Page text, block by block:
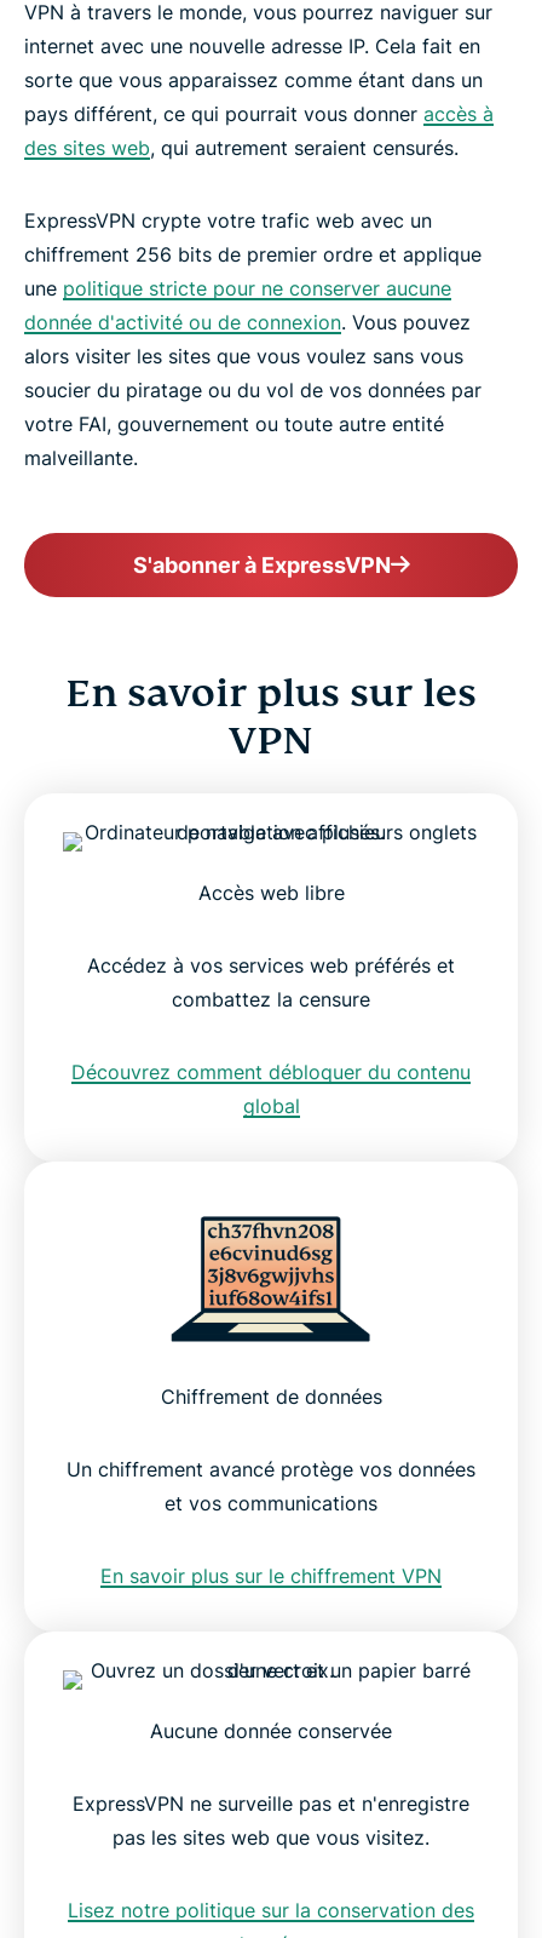
VPN à travers le monde, vous pourrez naviguer sur
internet avec une nouvelle adresse IP. Cela fait en
sorte que vous apparaissez comme étant dans un
pays différent, ce qui pourrait vous donner accès à
des sites web, qui autrement seraient censurés.
ExpressVPN crypte votre trafic web avec un
chiffrement 256 bits de premier ordre et applique
une politique stricte pour ne conserver aucune
donnée d'activité ou de connexion. Vous pouvez
alors visiter les sites que vous voulez sans vous
soucier du piratage ou du vol de vos données par
votre FAI, gouvernement ou toute autre entité
malveillante.
S'abonner à ExpressVPN
En savoir plus sur les
VPN
Accès web libre
Accédez à vos services web préférés et
combattez la censure
Découvrez comment débloquer du contenu
global
Chiffrement de données
Un chiffrement avancé protège vos données
et vos communications
En savoir plus sur le chiffrement VPN
Aucune donnée conservée
ExpressVPN ne surveille pas et n'enregistre
pas les sites web que vous visitez.
Lisez notre politique sur la conservation des